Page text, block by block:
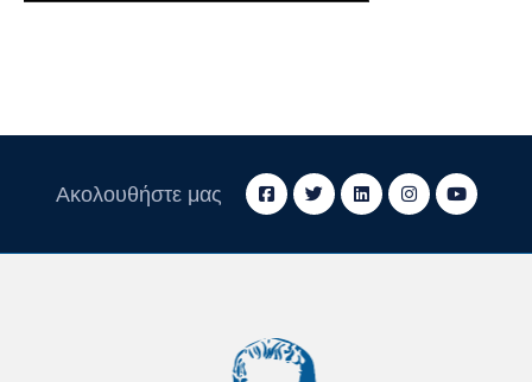
Ακολουθήστε μας